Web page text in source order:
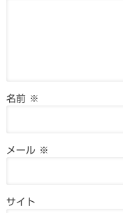
名前 ※
メール ※
サイト